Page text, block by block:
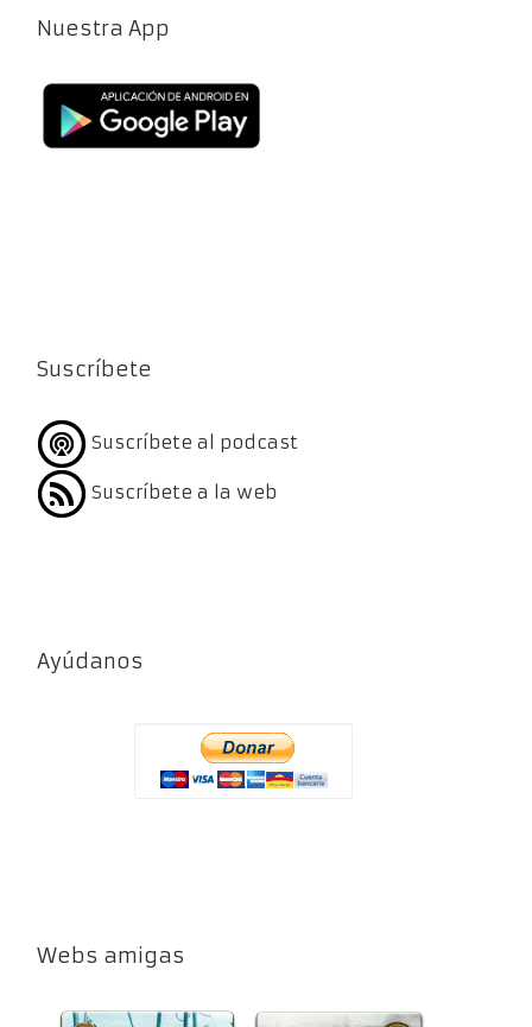
Nuestra App
Suscríbete
Suscríbete al podcast
Suscríbete a la web
Ayúdanos
Webs amigas